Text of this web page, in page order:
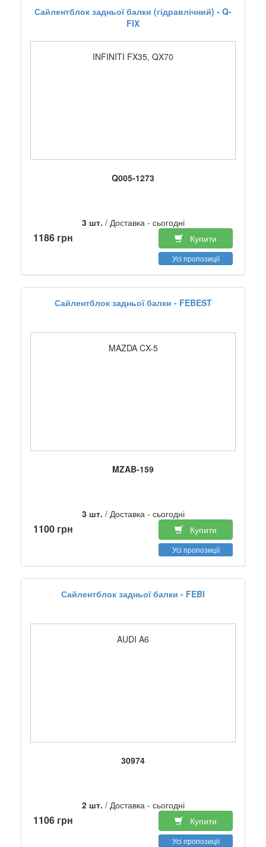
Сайлентблок задньої балки (гідравлічний) - Q-
FIX
INFINITI FX35, QX70
Q005-1273
3 шт. / Доставка - сьогодні
1186 грн Купити
Усі пропозиції
Сайлентблок задньої балки - FEBEST
MAZDA CX-5
MZAB-159
3 шт. / Доставка - сьогодні
1100 грн Купити
Усі пропозиції
Сайлентблок задньої балки - FEBI
AUDI A6
30974
2 шт. / Доставка - сьогодні
1106 грн Купити
Усі пропозиції